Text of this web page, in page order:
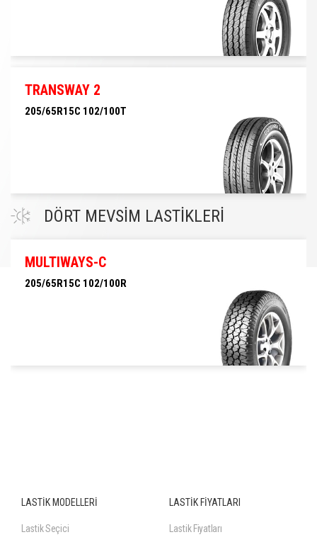
TRANSWAY 2
205/65R15C 102/100T
DÖRT MEVSİM LASTİKLERİ
MULTIWAYS-C
205/65R15C 102/100R
LASTİK MODELLERİ
Lastik Seçici
LASTİK FİYATLARI
Lastik Fiyatları